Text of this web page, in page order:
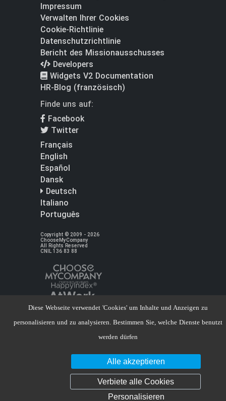
Impressum
Verwalten Ihrer Cookies
Cookie-Richtlinie
Datenschutzrichtlinie
Bericht des Missionausschusses
Developers
Widgets V2 Documentation
HR-Blog (französisch)
Finde uns auf:
Facebook
Twitter
Français
English
Español
Dansk
Deutsch
Italiano
Português
Copyright © 2009 - 2026
ChooseMyCompany
All Rights Reserved
CNIL 136 83 88
Diese Webseite verwendet 'Cookies' um Inhalte und Anzeigen zu
personalisieren und zu analysieren. Bestimmen Sie, welche Dienste benutzt
werden dürfen
Alle akzeptieren
Verbiete alle Cookies
Personalisieren